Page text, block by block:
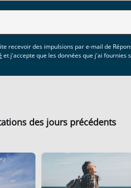
recevoir des impulsions par e-mail de
et j'accepte que les données que j'ai
des jours précédents